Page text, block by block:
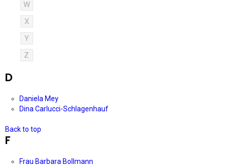
W
X
Y
Z
D
Daniela Mey
Dina Carlucci-Schlagenhauf
Back to top
F
Frau Barbara Bollmann